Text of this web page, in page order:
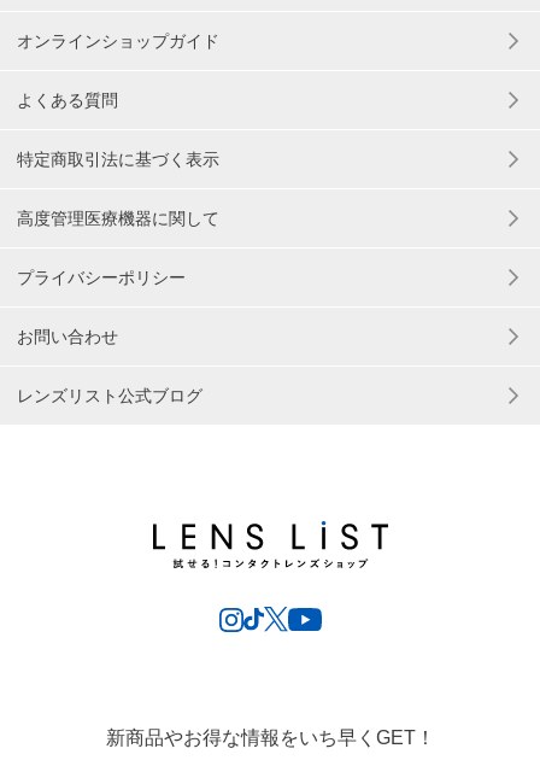
オンラインショップガイド
よくある質問
特定商取引法に基づく表示
高度管理医療機器に関して
プライバシーポリシー
お問い合わせ
レンズリスト公式ブログ
新商品やお得な情報をいち早くGET！